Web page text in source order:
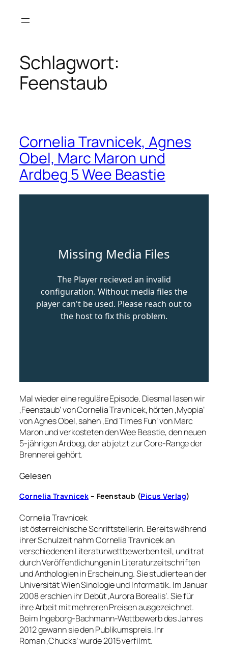
Inhalt
Schlagwort:
Feenstaub
Cornelia Travnicek, Agnes
Obel, Marc Maron und
Ardbeg 5 Wee Beastie
Mal wieder eine reguläre Episode. Diesmal lasen wir
‚Feenstaub‘ von Cornelia Travnicek, hörten ‚Myopia‘
von Agnes Obel, sahen ‚End Times Fun‘ von Marc
Maron und verkosteten den Wee Beastie, den neuen
5-jährigen Ardbeg, der ab jetzt zur Core-Range der
Brennerei gehört.
Gelesen
Cornelia Travnicek – Feenstaub (Picus Verlag)
Cornelia Travnicek
ist österreichische Schriftstellerin. Bereits während
ihrer Schulzeit nahm Cornelia Travnicek an
verschiedenen Literaturwettbewerben teil, und trat
durch Veröffentlichungen in Literaturzeitschriften
und Anthologien in Erscheinung. Sie studierte an der
Universität Wien Sinologie und Informatik. Im Januar
2008 erschien ihr Debüt ‚Aurora Borealis‘. Sie für
ihre Arbeit mit mehreren Preisen ausgezeichnet.
Beim Ingeborg-Bachmann-Wettbewerb des Jahres
2012 gewann sie den Publikumspreis. Ihr
Roman ‚Chucks‘ wurde 2015 verfilmt.